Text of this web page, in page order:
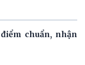
chuẩn, nhận